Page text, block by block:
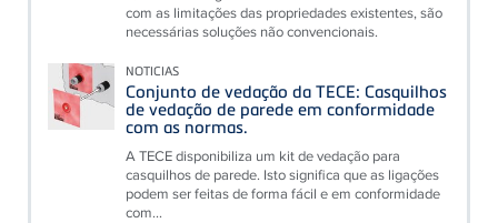
com as limitações das propriedades existentes, são
necessárias soluções não convencionais.
NOTICIAS
Conjunto de vedação da TECE: Casquilhos
de vedação de parede em conformidade
com as normas.
A TECE disponibiliza um kit de vedação para
casquilhos de parede. Isto significa que as ligações
podem ser feitas de forma fácil e em conformidade
com...